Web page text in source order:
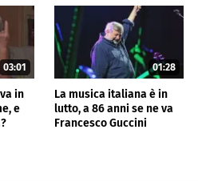
03:01
in
e
01:28
La musica italiana è in
lutto, a 86 anni se ne va
Francesco Guccini